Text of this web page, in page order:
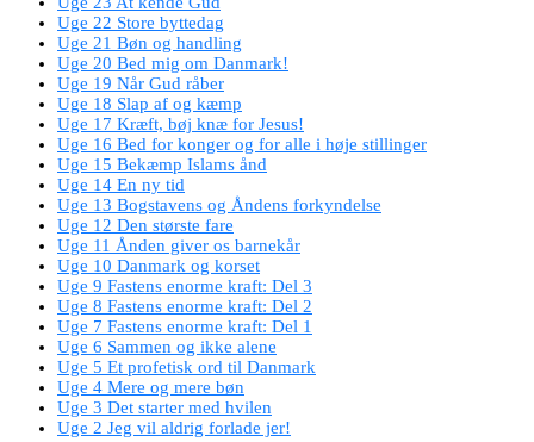
Uge 22 Store byttedag
Uge 21 Bøn og handling
Uge 20 Bed mig om Danmark!
Uge 19 Når Gud råber
Uge 18 Slap af og kæmp
Uge 17 Kræft, bøj knæ for Jesus!
Uge 16 Bed for konger og for alle i høje stillinger
Uge 15 Bekæmp Islams ånd
Uge 14 En ny tid
Uge 13 Bogstavens og Åndens forkyndelse
Uge 12 Den største fare
Uge 11 Ånden giver os barnekår
Uge 10 Danmark og korset
Uge 9 Fastens enorme kraft: Del 3
Uge 8 Fastens enorme kraft: Del 2
Uge 7 Fastens enorme kraft: Del 1
Uge 6 Sammen og ikke alene
Uge 5 Et profetisk ord til Danmark
Uge 4 Mere og mere bøn
Uge 3 Det starter med hvilen
Uge 2 Jeg vil aldrig forlade jer!